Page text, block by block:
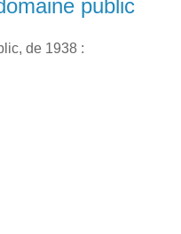
public
de 1938 :